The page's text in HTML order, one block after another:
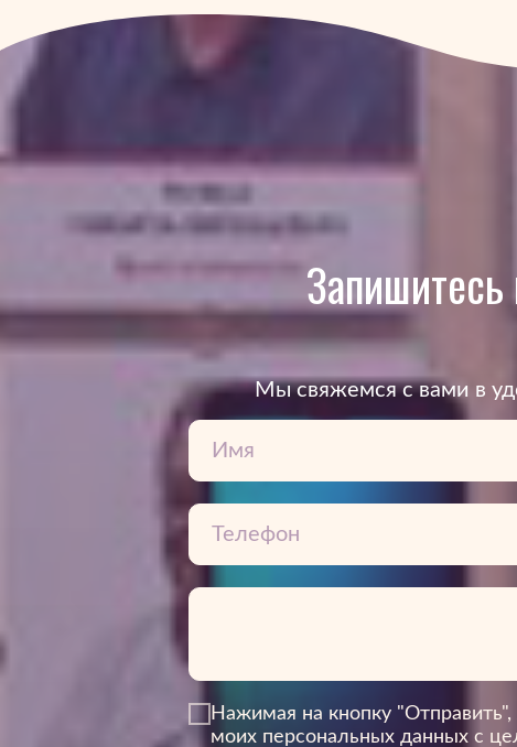
Mы свяжемся с вами в
Нажимая на кнопку
моих персональных данных с